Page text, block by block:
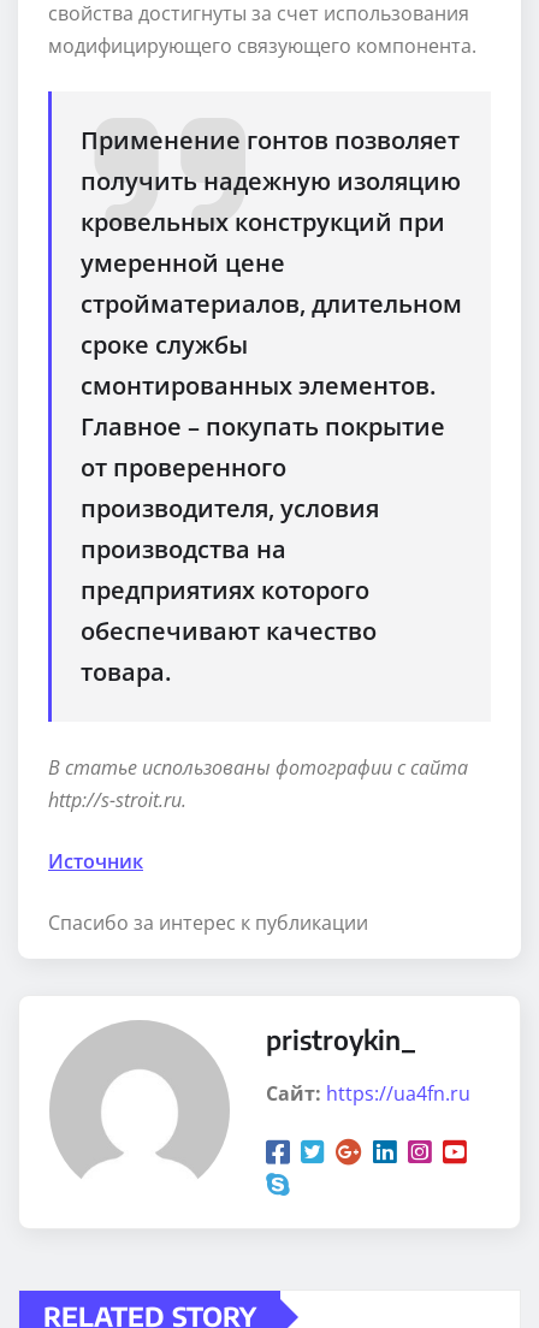
свойства достигнуты за счет использования
модифицирующего связующего компонента.
Применение гонтов позволяет
получить надежную изоляцию
кровельных конструкций при
умеренной цене
стройматериалов, длительном
сроке службы
смонтированных элементов.
Главное – покупать покрытие
от проверенного
производителя, условия
производства на
предприятиях которого
обеспечивают качество
товара.
В статье использованы фотографии с сайта
http://s-stroit.ru.
Источник
Спасибо за интерес к публикации
pristroykin_
Сайт: https://ua4fn.ru
RELATED STORY